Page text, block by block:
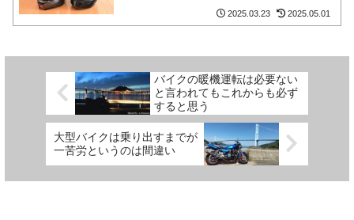
2025.03.23 2025.05.01
バイクの暖機運転は必要ない
と言われてもこれからも必ず
すると思う
大型バイクは乗り出すまでが
一苦労というのは間違い